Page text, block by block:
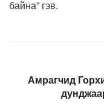
байна” гэв.
Амрагчид